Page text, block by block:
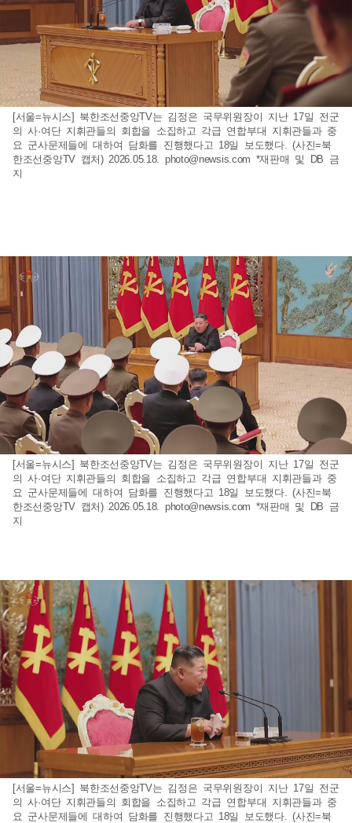
[서울=뉴시스] 북한조선중앙TV는 김정은 국무위원장이 지난 17일 전군
의 사·여단 지휘관들의 회합을 소집하고 각급 연합부대 지휘관들과 중
요 군사문제들에 대하여 담화를 진행했다고 18일 보도했다. (사진=북
한조선중앙TV 캡처) 2026.05.18. photo@newsis.com *재판매 및 DB 금
지
[서울=뉴시스] 북한조선중앙TV는 김정은 국무위원장이 지난 17일 전군
의 사·여단 지휘관들의 회합을 소집하고 각급 연합부대 지휘관들과 중
요 군사문제들에 대하여 담화를 진행했다고 18일 보도했다. (사진=북
한조선중앙TV 캡처) 2026.05.18. photo@newsis.com *재판매 및 DB 금
지
[서울=뉴시스] 북한조선중앙TV는 김정은 국무위원장이 지난 17일 전군
의 사·여단 지휘관들의 회합을 소집하고 각급 연합부대 지휘관들과 중
요 군사문제들에 대하여 담화를 진행했다고 18일 보도했다. (사진=북